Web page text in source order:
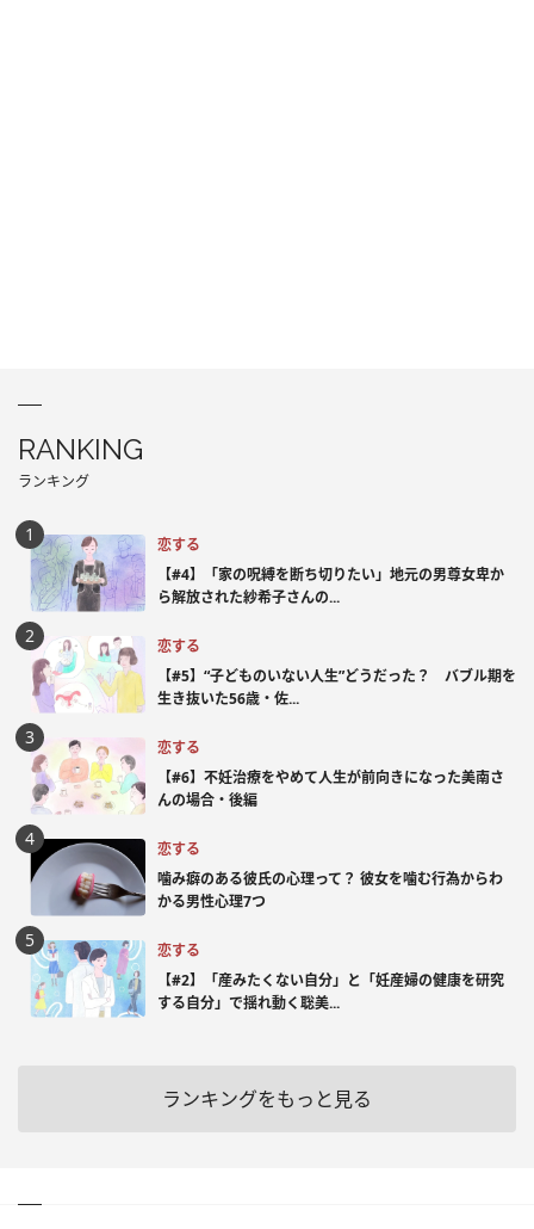
RANKING
ランキング
恋する
【#4】「家の呪縛を断ち切りたい」地元の男尊女卑か
ら解放された紗希子さんの...
恋する
【#5】“子どものいない人生”どうだった？ バブル期を
生き抜いた56歳・佐...
恋する
【#6】不妊治療をやめて人生が前向きになった美南さ
んの場合・後編
恋する
噛み癖のある彼氏の心理って？ 彼女を噛む行為からわ
かる男性心理7つ
恋する
【#2】「産みたくない自分」と「妊産婦の健康を研究
する自分」で揺れ動く聡美...
ランキングをもっと見る